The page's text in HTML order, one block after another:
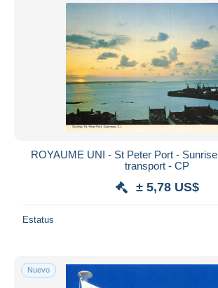
ROYAUME UNI - St Peter Port -
transport - CP
± 5,78 US$
Estatus
Nuevo